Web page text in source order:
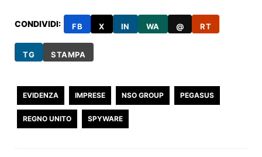
CONDIVIDI: FB X IN WA @ RT
TG STAMPA
EVIDENZA IMPRESE NSO GROUP PEGASUS
REGNO UNITO SPYWARE